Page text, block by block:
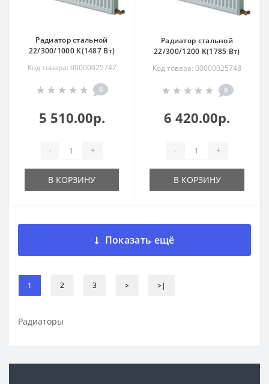
Радиатор стальной
22/300/1000 K(1487 Вт)
Код товара: 00000025747
0
5 510.00р.
- +
В КОРЗИНУ
Радиатор стальной
22/300/1200 K(1785 Вт)
Код товара: 00000025748
0
6 420.00р.
- +
В КОРЗИНУ
Показать ещё
1 2 3 > >|
Радиаторы